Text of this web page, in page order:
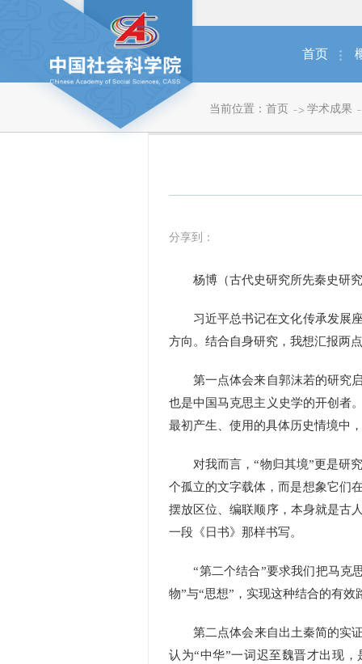
首页
当前位置： 首页 学术成果
分享到：
杨博（古代史研究所先秦史研究
习近平总书记在文化传承发展座
方向。结合自身研究，我想汇报两
第一点体会来自郭沫若的研究启
也是中国马克思主义史学的开创者
最初产生、使用的具体历史情境中
对我而言，“物归其境”更是研究
个孤立的文字载体，而是想象它们
摆放区位、编联顺序，本身就是古
一段《日书》那样书写。
“第二个结合”要求我们把马克思
物”与“思想”，实现这种结合的有效
第二点体会来自出土秦简的实证
认为“中华”一词迟至魏晋才出现